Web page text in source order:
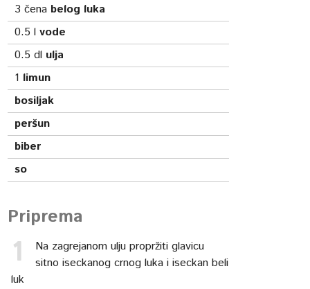
3 čena belog luka
0.5 lvode
0.5 dl ulja
1 limun
bosiljak
peršun
biber
so
Priprema
Na zagrejanom ulju propržiti glavicu
sitno iseckanog crnog luka i iseckan beli
luk